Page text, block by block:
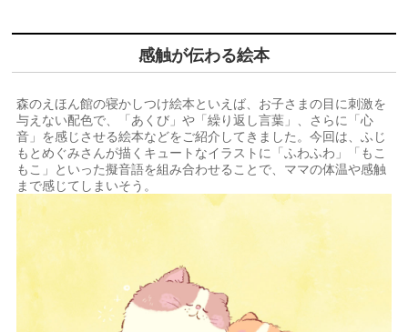
感触が伝わる絵本
森のえほん館の寝かしつけ絵本といえば、お子さまの目に刺激を
与えない配色で、「あくび」や「繰り返し言葉」、さらに「心
音」を感じさせる絵本などをご紹介してきました。今回は、ふじ
もとめぐみさんが描くキュートなイラストに「ふわふわ」「もこ
もこ」といった擬音語を組み合わせることで、ママの体温や感触
まで感じてしまいそう。